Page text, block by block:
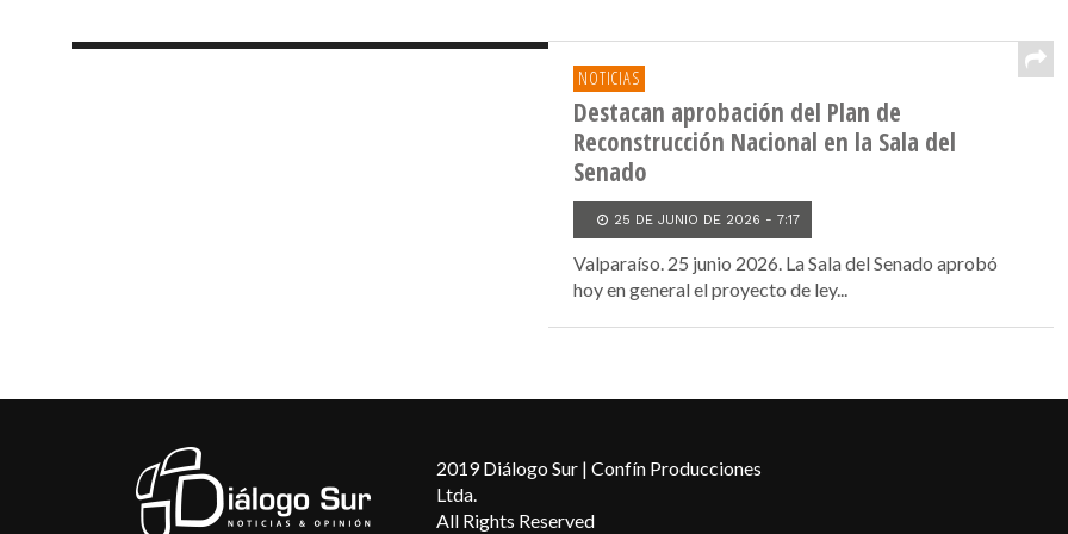
NOTICIAS
Destacan aprobación del Plan de
Reconstrucción Nacional en la Sala del
Senado
25 DE JUNIO DE 2026 - 7:17
Valparaíso. 25 junio 2026. La Sala del Senado aprobó
hoy en general el proyecto de ley...
2019 Diálogo Sur | Confín Producciones
Ltda.
All Rights Reserved